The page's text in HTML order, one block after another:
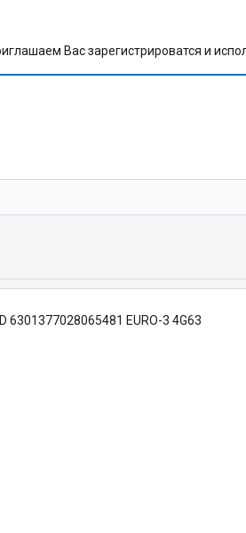
Вас зарегистрироватся и
6301377028065481 EURO-3 4G63